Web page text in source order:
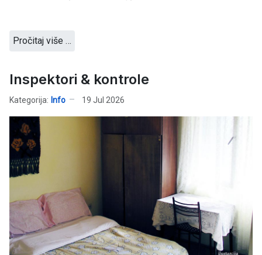
Pročitaj više …
Inspektori & kontrole
Kategorija: Info 19 Jul 2026